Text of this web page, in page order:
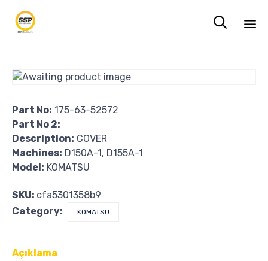

Part No: 175-63-52572
Part No 2:
Description: COVER
Machines: D150A-1, D155A-1
Model: KOMATSU
SKU: cfa5301358b9
Category:
KOMATSU
Açıklama